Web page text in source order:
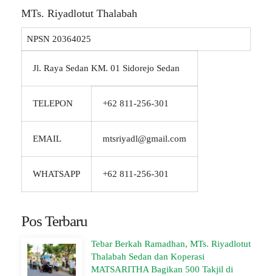
MTs. Riyadlotut Thalabah
NPSN 20364025
Jl. Raya Sedan KM. 01 Sidorejo Sedan
TELEPON +62 811-256-301
EMAIL mtsriyadl@gmail.com
WHATSAPP +62 811-256-301
Pos Terbaru
Tebar Berkah Ramadhan, MTs. Riyadlotut
Thalabah Sedan dan Koperasi
MATSARITHA Bagikan 500 Takjil di